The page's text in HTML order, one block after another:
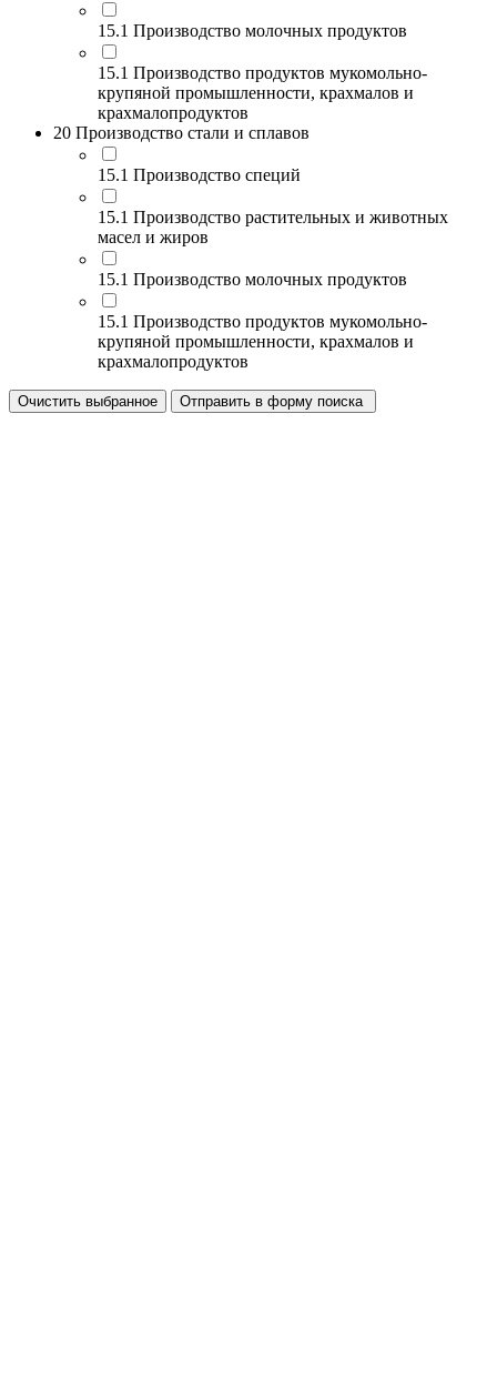
15.1 Производство молочных продуктов
15.1 Производство продуктов мукомольно-
крупяной промышленности, крахмалов и
крахмалопродуктов
20 Производство стали и сплавов
15.1 Производство специй
15.1 Производство растительных и животных
масел и жиров
15.1 Производство молочных продуктов
15.1 Производство продуктов мукомольно-
крупяной промышленности, крахмалов и
крахмалопродуктов